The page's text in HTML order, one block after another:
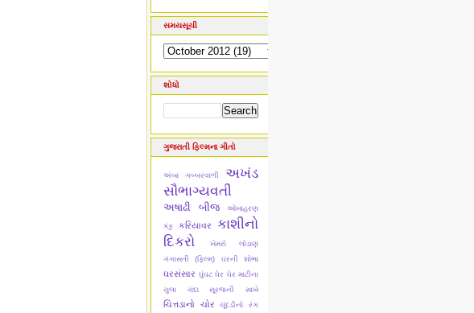
સમયસૂચી
શોધો
ગુજરાતી ફિલ્મના ગીતો
અંબા ગબ્બરવાળી
અખંડ
સૌભાગ્યવતી
અષાઢી બીજ ઓખાહરણ
કંકુ કરિયાવર
કાશીનો
દિકરો
ખેમરો લોડાણ
ગંગાસતી (ફિલ્મ)
ઘરની શોભા
ઘરસંસાર ઘુંઘટ ઘેર ઘેર માટીના
ચુલા
ચંદા સૂરજની સાખે
ચિત્તડાનો ચોર
ચૂંદડીનો રંગ